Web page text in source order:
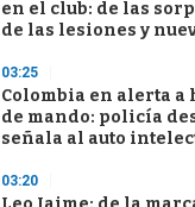
en el club: de las
de las lesiones y
03:25
Colombia en alerta a
de mando: policía
señala al auto
03:20